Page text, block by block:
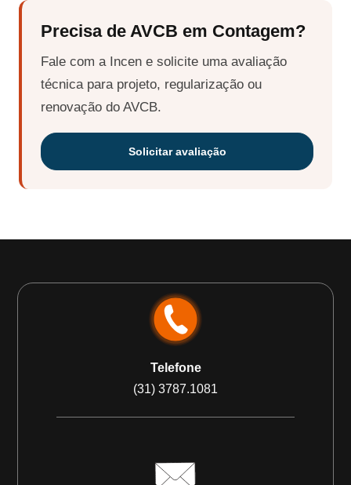
Precisa de AVCB em Contagem?
Fale com a Incen e solicite uma avaliação
técnica para projeto, regularização ou
renovação do AVCB.
Solicitar avaliação
Telefone
(31) 3787.1081